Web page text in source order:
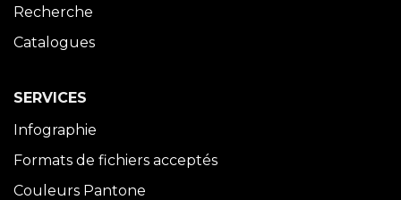
Recherche
Catalogues
SERVICES
Infographie
Formats de fichiers acceptés
Couleurs Pantone